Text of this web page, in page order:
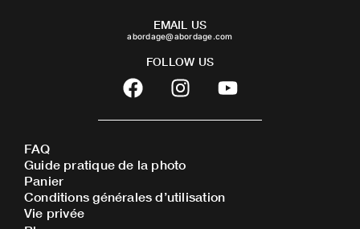
EMAIL US
abordage@abordage.com
FOLLOW US
F
a
c
b
o
o
I
n
s
a
g
r
Y
o
u
FAQ
Guide pratique de la photo
Panier
Conditions générales d’utilisation
Vie privée